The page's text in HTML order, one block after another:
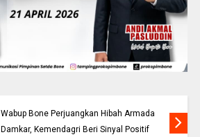
Wabup Bone Perjuangkan Hibah Armada
Damkar, Kemendagri Beri Sinyal Positif